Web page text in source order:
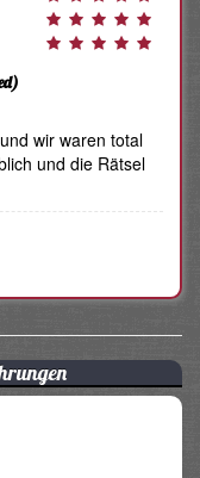
wir waren total
und die Rätsel